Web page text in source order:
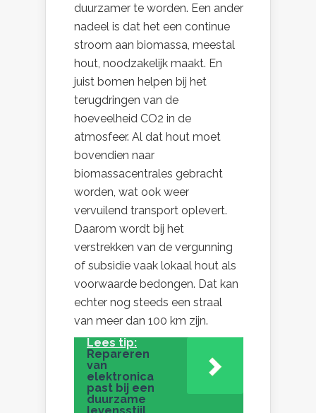
duurzamer te worden. Een ander
nadeel is dat het een continue
stroom aan biomassa, meestal
hout, noodzakelijk maakt. En
juist bomen helpen bij het
terugdringen van de
hoeveelheid CO2 in de
atmosfeer. Al dat hout moet
bovendien naar
biomassacentrales gebracht
worden, wat ook weer
vervuilend transport oplevert.
Daarom wordt bij het
verstrekken van de vergunning
of subsidie vaak lokaal hout als
voorwaarde bedongen. Dat kan
echter nog steeds een straal
van meer dan 100 km zijn.
Lees tip:
Repareren
van
elektronica
past bij een
duurzame